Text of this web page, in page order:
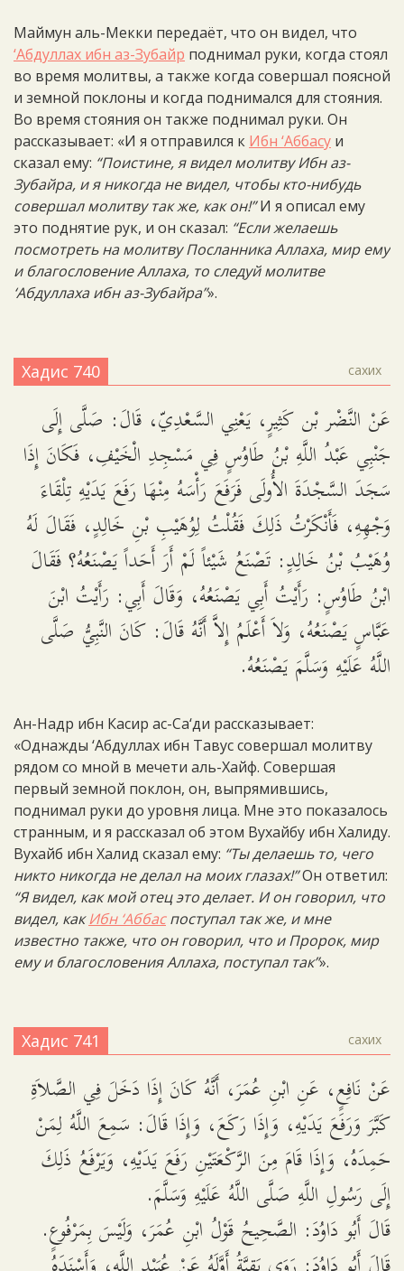
Маймун аль-Мекки передаёт, что он видел, что
‘Абдуллах ибн аз-Зубайр поднимал руки, когда стоял
во время молитвы, а также когда совершал поясной
и земной поклоны и когда поднимался для стояния.
Во время стояния он также поднимал руки. Он
рассказывает: «И я отправился к Ибн ‘Аббасу и
сказал ему: “Поистине, я видел молитву Ибн аз-
Зубайра, и я никогда не видел, чтобы кто-нибудь
совершал молитву так же, как он!”И я описал ему
это поднятие рук, и он сказал: “Если желаешь
посмотреть на молитву Посланника Аллаха, мир ему
и благословение Аллаха, то следуй молитве
‘Абдуллаха ибн аз-Зубайра”».
Хадис 740 сахих
عَنْ النَّضْر بْن كَثِيرٍ، يَعْنِي السَّعْدِيّ، قَالَ: صَلَّى إِلَى
جَنْبِي عَبْدُ اللَّهِ بْنُ طَاوُسٍ فِي مَسْجِدِ الْخَيْفِ، فَكَانَ إِذَا
سَجَدَ السَّجْدَةَ الأُولَى فَرَفَعَ رَأْسَهُ مِنْهَا رَفَعَ يَدَيْهِ تِلْقَاءَ
وَجْهِهِ، فَأَنْكَرْتُ ذَلِكَ فَقُلْتُ لِوُهَيْبِ بْنِ خَالِدٍ، فَقَالَ لَهُ
وُهَيْبُ بْنُ خَالِدٍ: تَصْنَعُ شَيْئاً لَمْ أَرَ أَحَداً يَصْنَعُهُ؟ فَقَالَ
ابْنُ طَاوُسٍ: رَأَيْتُ أَبِي يَصْنَعُهُ، وَقَالَ أَبِي: رَأَيْتُ ابْنَ
عَبَّاسٍ يَصْنَعُهُ، وَلاَ أَعْلَمُ إِلاَّ أَنَّهُ قَالَ: كَانَ النَّبِيُّ صَلَّى
اللَّهُ عَلَيْهِ وَسَلَّمَ يَصْنَعُهُ.
Ан-Надр ибн Касир ас-Са‘ди рассказывает:
«Однажды ‘Абдуллах ибн Тавус совершал молитву
рядом со мной в мечети аль-Хайф. Совершая
первый земной поклон, он, выпрямившись,
поднимал руки до уровня лица. Мне это показалось
странным, и я рассказал об этом Вухайбу ибн Халиду.
Вухайб ибн Халид сказал ему: “Ты делаешь то, чего
никто никогда не делал на моих глазах!”Он ответил:
“Я видел, как мой отец это делает. И он говорил, что
видел, какИбн ‘Аббаспоступал так же, и мне
известно также, что он говорил, что и Пророк, мир
ему и благословения Аллаха, поступал так”».
Хадис 741 сахих
عَنْ نَافِعٍ، عَنِ ابْنِ عُمَرَ، أَنَّهُ كَانَ إِذَا دَخَلَ فِي الصَّلاَةِ
كَبَّرَ وَرَفَعَ يَدَيْهِ، وَإِذَا رَكَعَ، وَإِذَا قَالَ: سَمِعَ اللَّهُ لِمَنْ
حَمِدَهُ، وَإِذَا قَامَ مِنَ الرَّكْعَتَيْنِ رَفَعَ يَدَيْهِ، وَيَرْفَعُ ذَلِكَ
إِلَى رَسُولِ اللَّهِ صَلَّى اللَّهُ عَلَيْهِ وَسَلَّمَ.
قَالَ أَبُو دَاوُدَ: الصَّحِيحُ قَوْلُ ابْنِ عُمَرَ، وَلَيْسَ بِمَرْفُوعٍ.